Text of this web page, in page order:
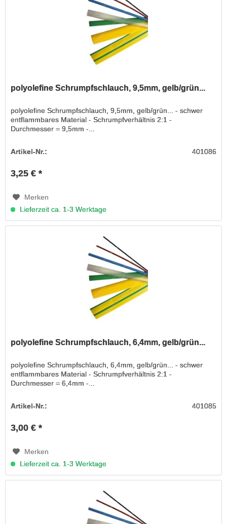
polyolefine Schrumpfschlauch, 9,5mm, gelb/grün...
polyolefine Schrumpfschlauch, 9,5mm, gelb/grün... - schwer
entflammbares Material - Schrumpfverhältnis 2:1 -
Durchmesser = 9,5mm -...
Artikel-Nr.: 401086
3,25 € *
Merken
Lieferzeit ca. 1-3 Werktage
polyolefine Schrumpfschlauch, 6,4mm, gelb/grün...
polyolefine Schrumpfschlauch, 6,4mm, gelb/grün... - schwer
entflammbares Material - Schrumpfverhältnis 2:1 -
Durchmesser = 6,4mm -...
Artikel-Nr.: 401085
3,00 € *
Merken
Lieferzeit ca. 1-3 Werktage